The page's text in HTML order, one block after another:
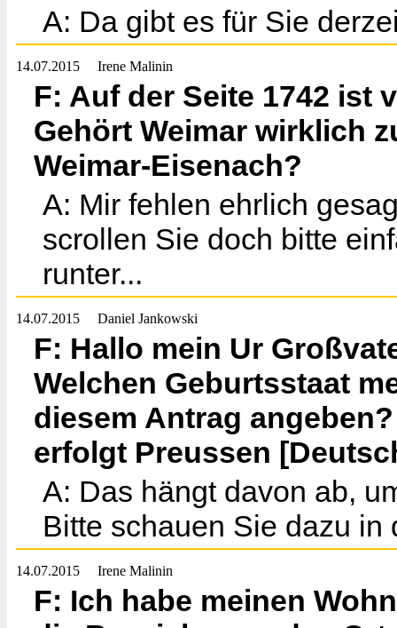
A: Da gibt es für Sie
14.07.2015 Irene Malinin
F: Auf der Seite 1742 ist
Gehört Weimar wirklich
Weimar-Eisenach?
A: Mir fehlen ehrlich
scrollen Sie doch bitte
runter...
14.07.2015 Daniel Jankowski
F: Hallo mein Ur
Welchen Geburtsstaat
diesem Antrag
erfolgt Preussen
A: Das hängt davon ab,
Bitte schauen Sie dazu in
14.07.2015 Irene Malinin
F: Ich habe meinen